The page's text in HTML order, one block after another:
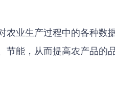
农业生产过程中的各种数
能，从而提高农产品的